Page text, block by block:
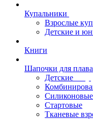
Купальники
Взрослые
Детские и
Книги
Шапочки для
Детские
Силиконовые
Стартовые
Тканевые